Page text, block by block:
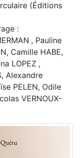
(Éditions
:
, Pauline
Camille HABE,
LOPEZ ,
Alexandre
PELEN, Odile
VERNOUX-